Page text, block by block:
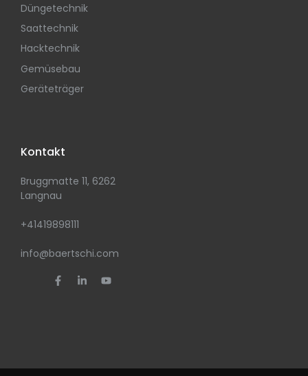
Düngetechnik
Saattechnik
Hacktechnik
Gemüsebau
Geräteträger
Kontakt
Bruggmatte 11, 6262
Langnau
+41419898111
info@baertschi.com